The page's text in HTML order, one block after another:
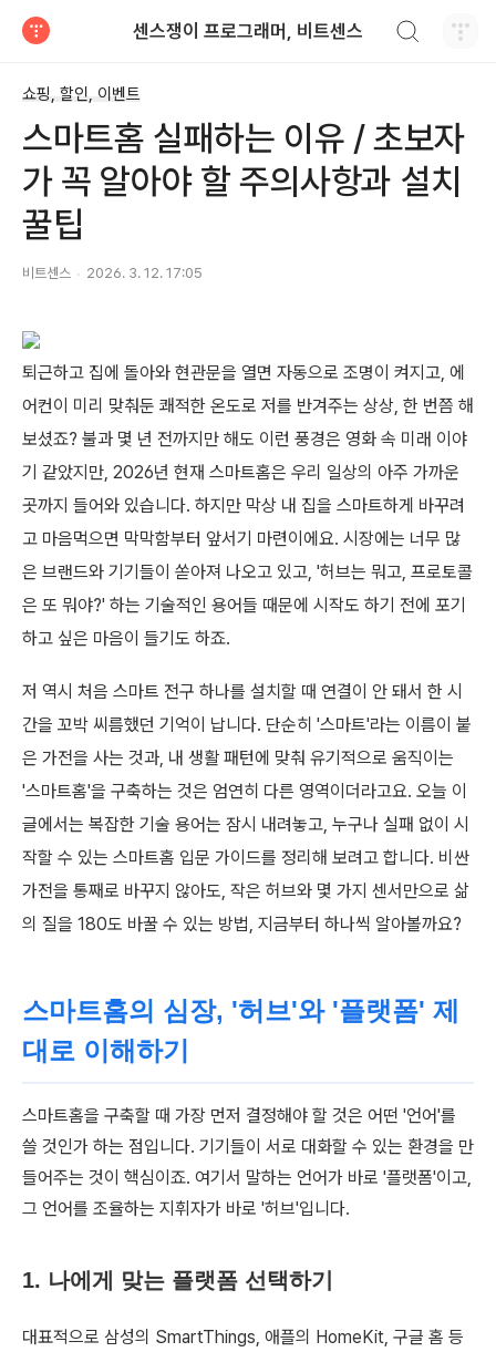
센스쟁이 프로그래머, 비트센스
쇼핑, 할인, 이벤트
스마트홈 실패하는 이유 / 초보자
가 꼭 알아야 할 주의사항과 설치
꿀팁
비트센스 2026. 3. 12. 17:05
퇴근하고 집에 돌아와 현관문을 열면 자동으로 조명이 켜지고, 에
어컨이 미리 맞춰둔 쾌적한 온도로 저를 반겨주는 상상, 한 번쯤 해
보셨죠? 불과 몇 년 전까지만 해도 이런 풍경은 영화 속 미래 이야
기 같았지만, 2026년 현재 스마트홈은 우리 일상의 아주 가까운
곳까지 들어와 있습니다. 하지만 막상 내 집을 스마트하게 바꾸려
고 마음먹으면 막막함부터 앞서기 마련이에요. 시장에는 너무 많
은 브랜드와 기기들이 쏟아져 나오고 있고, '허브는 뭐고, 프로토콜
은 또 뭐야?' 하는 기술적인 용어들 때문에 시작도 하기 전에 포기
하고 싶은 마음이 들기도 하죠.
저 역시 처음 스마트 전구 하나를 설치할 때 연결이 안 돼서 한 시
간을 꼬박 씨름했던 기억이 납니다. 단순히 '스마트'라는 이름이 붙
은 가전을 사는 것과, 내 생활 패턴에 맞춰 유기적으로 움직이는
'스마트홈'을 구축하는 것은 엄연히 다른 영역이더라고요. 오늘 이
글에서는 복잡한 기술 용어는 잠시 내려놓고, 누구나 실패 없이 시
작할 수 있는 스마트홈 입문 가이드를 정리해 보려고 합니다. 비싼
가전을 통째로 바꾸지 않아도, 작은 허브와 몇 가지 센서만으로 삶
의 질을 180도 바꿀 수 있는 방법, 지금부터 하나씩 알아볼까요?
스마트홈의 심장, '허브'와 '플랫폼' 제
대로 이해하기
스마트홈을 구축할 때 가장 먼저 결정해야 할 것은 어떤 '언어'를
쓸 것인가 하는 점입니다. 기기들이 서로 대화할 수 있는 환경을 만
들어주는 것이 핵심이죠. 여기서 말하는 언어가 바로 '플랫폼'이고,
그 언어를 조율하는 지휘자가 바로 '허브'입니다.
1. 나에게 맞는 플랫폼 선택하기
대표적으로 삼성의 SmartThings, 애플의 HomeKit, 구글 홈 등